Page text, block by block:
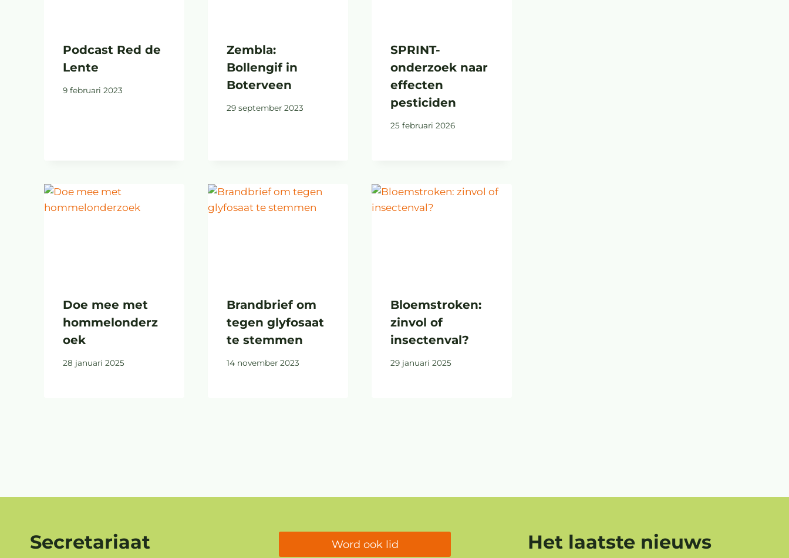
Podcast Red de
Lente
9 februari 2023
Zembla:
Bollengif in
Boterveen
29 september 2023
SPRINT-
onderzoek naar
effecten
pesticiden
25 februari 2026
Doe mee met
hommelonderz
oek
28 januari 2025
Brandbrief om
tegen glyfosaat
te stemmen
14 november 2023
Bloemstroken:
zinvol of
insectenval?
29 januari 2025
Secretariaat
Word ook lid Het laatste nieuws